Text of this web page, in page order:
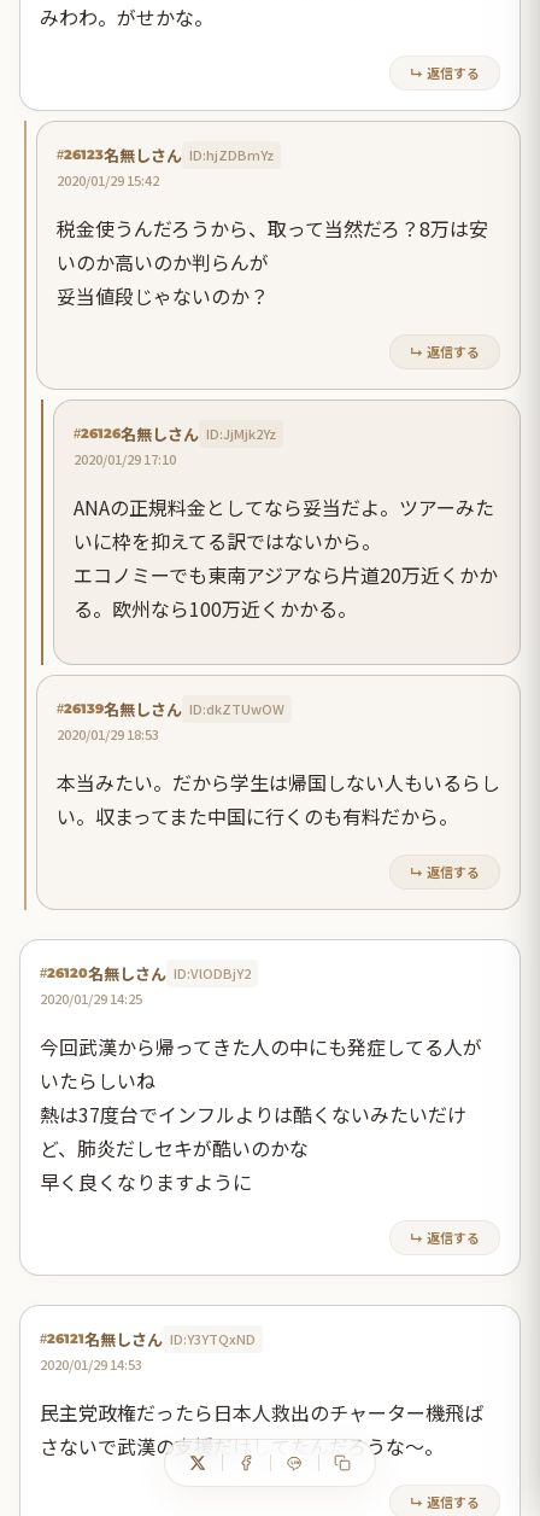
みわわ。がせかな。
↳ 返信する
#26123名無しさん ID:hjZDBmYz
2020/01/29 15:42
税金使うんだろうから、取って当然だろ？8万は安
いのか高いのか判らんが
妥当値段じゃないのか？
↳ 返信する
#26126名無しさん ID:JjMjk2Yz
2020/01/29 17:10
ANAの正規料金としてなら妥当だよ。ツアーみた
いに枠を抑えてる訳ではないから。
エコノミーでも東南アジアなら片道20万近くかか
る。欧州なら100万近くかかる。
#26139名無しさん ID:dkZTUwOW
2020/01/29 18:53
本当みたい。だから学生は帰国しない人もいるらし
い。収まってまた中国に行くのも有料だから。
↳ 返信する
#26120名無しさん ID:VlODBjY2
2020/01/29 14:25
今回武漢から帰ってきた人の中にも発症してる人が
いたらしいね
熱は37度台でインフルよりは酷くないみたいだけ
ど、肺炎だしセキが酷いのかな
早く良くなりますように
↳ 返信する
#26121名無しさん ID:Y3YTQxND
2020/01/29 14:53
民主党政権だったら日本人救出のチャーター機飛ば
さないで武漢の支援だけしてたんだろうな～。
↳ 返信する